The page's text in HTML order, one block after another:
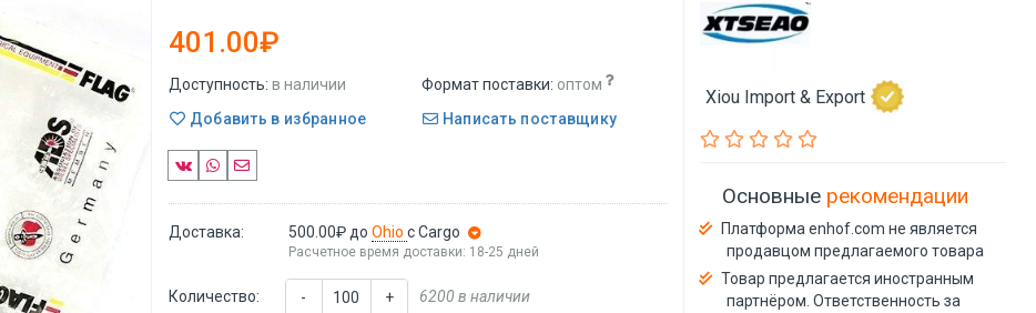
401.00₽
Доступность: в наличии Формат поставки: оптом
Добавить в избранное
Написать поставщику
Доставка: 500.00₽ доOhioс Cargo
Расчетное время доставки: 18-25 дней
Количество: - + 6200 в наличии
Xiou Import & Export
Основные рекомендации
Платформа enhof.com не является
продавцом предлагаемого товара
Товар предлагается иностранным
партнёром. Ответственность за